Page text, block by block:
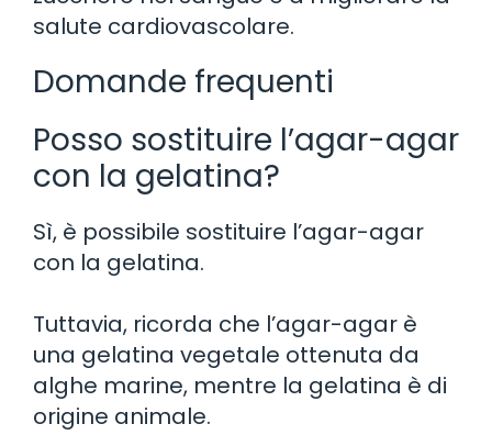
salute cardiovascolare.
Domande frequenti
Posso sostituire l’agar-agar
con la gelatina?
Sì, è possibile sostituire l’agar-agar
con la gelatina.
Tuttavia, ricorda che l’agar-agar è
una gelatina vegetale ottenuta da
alghe marine, mentre la gelatina è di
origine animale.